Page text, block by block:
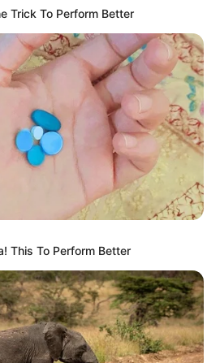
Trick To Perform Better
This To Perform Better